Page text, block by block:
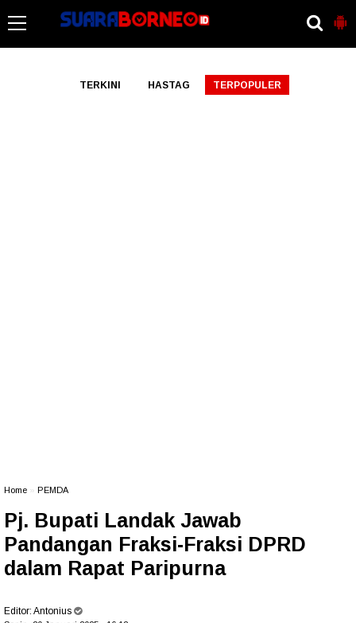
TERKINI HASTAG TERPOPULER
Home PEMDA
Pj. Bupati Landak Jawab
Pandangan Fraksi-Fraksi DPRD
dalam Rapat Paripurna
Editor: Antonius